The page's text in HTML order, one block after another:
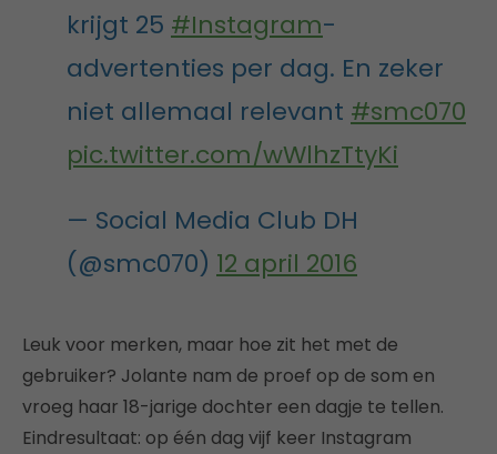
krijgt 25 #Instagram-
advertenties per dag. En zeker
niet allemaal relevant #smc070
pic.twitter.com/wWlhzTtyKi
— Social Media Club DH
(@smc070) 12 april 2016
Leuk voor merken, maar hoe zit het met de
gebruiker? Jolante nam de proef op de som en
vroeg haar 18-jarige dochter een dagje te tellen.
Eindresultaat: op één dag vijf keer Instagram